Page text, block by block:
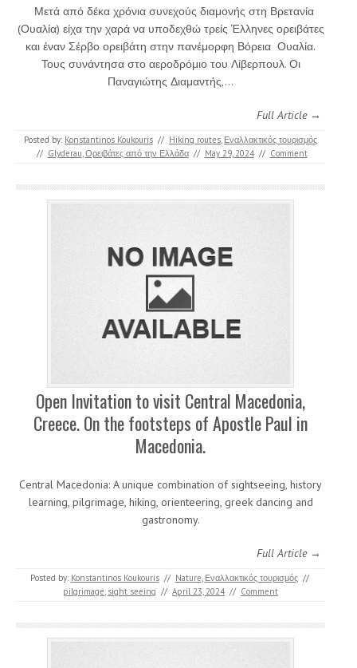
Μετά από δέκα χρόνια συνεχούς διαμονής στη Βρετανία
(Ουαλία) είχα την χαρά να υποδεχθώ τρείς Έλληνες ορειβάτες
και έναν Σέρβο ορειβάτη στην πανέμορφη Βόρεια Ουαλία.
Τους συνάντησα στο αεροδρόμιο του Λίβερπουλ. Οι
Παναγιώτης Διαμαντής,…
Full Article →
Posted by: Konstantinos Koukouris // Hiking routes, Εναλλακτικός τουρισμός
// Glyderau,Ορειβάτες από την Ελλάδα // May 29, 2024 // Comment
Open Invitation to visit Central Macedonia,
Creece. On the footsteps of Apostle Paul in
Macedonia.
Central Macedonia: A unique combination of sightseeing, history
learning, pilgrimage, hiking, orienteering, greek dancing and
gastronomy.
Full Article →
Posted by: Konstantinos Koukouris // Nature, Εναλλακτικός τουρισμός //
pilgrimage, sight seeing // April 23, 2024 // Comment